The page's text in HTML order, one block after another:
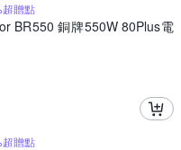
贈點
BR550 銅牌550W 80Plus電
贈點